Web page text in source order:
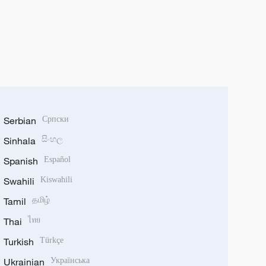
Serbian Српски
Sinhala සිංහල
Spanish Español
Swahili Kiswahili
Tamil தமிழ்
Thai ไทย
Turkish Türkçe
Ukrainian Українська